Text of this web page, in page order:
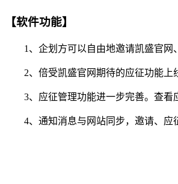
【软件功能】
1、企划方可以自由地邀请凯盛官网、
2、倍受凯盛官网期待的应征功能上线
3、应征管理功能进一步完善。查看应
4、通知消息与网站同步，邀请、应征